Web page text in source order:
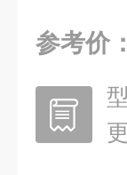
参考价：